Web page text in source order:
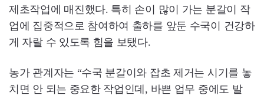
제초작업에 매진했다. 특히 손이 많이 가는 분갈이 작
업에 집중적으로 참여하여 출하를 앞둔 수국이 건강하
게 자랄 수 있도록 힘을 보탰다.
농가 관계자는 “수국 분갈이와 잡초 제거는 시기를 놓
치면 안 되는 중요한 작업인데, 바쁜 업무 중에도 발